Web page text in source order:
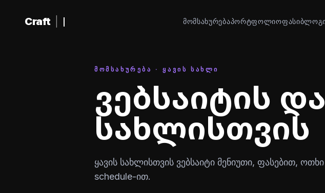
შინაარსზე გადასვლა
Craft ᲛᲝᲛᲡᲐᲮᲣᲠᲔᲑᲐᲞᲝᲠᲢᲤᲝᲚᲘᲝᲤᲐᲡᲘ
ᲛᲝᲛᲡᲐᲮᲣᲠᲔᲑᲐ · ᲧᲐᲕᲘᲡ ᲡᲐᲮᲚᲘ
ვებსაიტის
სახლისთვის
ყავის სახლისთვის ვებსაიტი მენიუთი, ფასებით,
schedule-ით.